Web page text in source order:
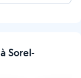
Sorel-